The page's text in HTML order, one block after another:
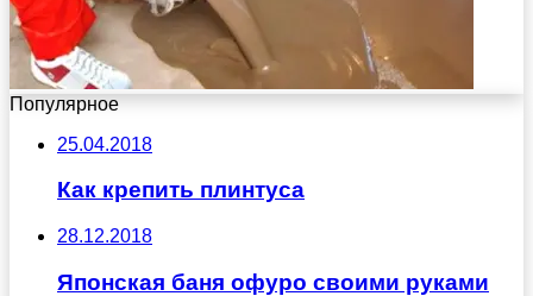
Популярное
25.04.2018
Как крепить плинтуса
28.12.2018
Японская баня офуро своими руками